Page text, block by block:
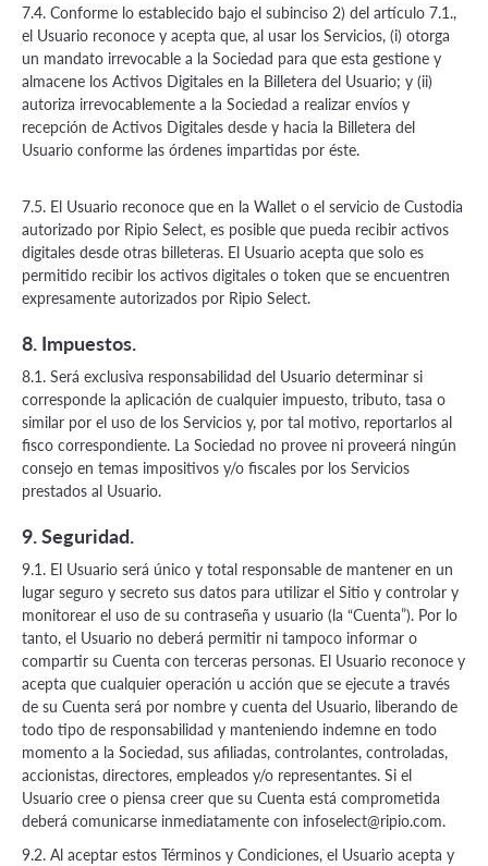
7.4. Conforme lo establecido bajo el subinciso 2) del artículo 7.1.,
el Usuario reconoce y acepta que, al usar los Servicios, (i) otorga
un mandato irrevocable a la Sociedad para que esta gestione y
almacene los Activos Digitales en la Billetera del Usuario; y (ii)
autoriza irrevocablemente a la Sociedad a realizar envíos y
recepción de Activos Digitales desde y hacia la Billetera del
Usuario conforme las órdenes impartidas por éste.
7.5. El Usuario reconoce que en la Wallet o el servicio de Custodia
autorizado por Ripio Select, es posible que pueda recibir activos
digitales desde otras billeteras. El Usuario acepta que solo es
permitido recibir los activos digitales o token que se encuentren
expresamente autorizados por Ripio Select.
8. Impuestos.
8.1. Será exclusiva responsabilidad del Usuario determinar si
corresponde la aplicación de cualquier impuesto, tributo, tasa o
similar por el uso de los Servicios y, por tal motivo, reportarlos al
fisco correspondiente. La Sociedad no provee ni proveerá ningún
consejo en temas impositivos y/o fiscales por los Servicios
prestados al Usuario.
9. Seguridad.
9.1. El Usuario será único y total responsable de mantener en un
lugar seguro y secreto sus datos para utilizar el Sitio y controlar y
monitorear el uso de su contraseña y usuario (la “Cuenta”). Por lo
tanto, el Usuario no deberá permitir ni tampoco informar o
compartir su Cuenta con terceras personas. El Usuario reconoce y
acepta que cualquier operación u acción que se ejecute a través
de su Cuenta será por nombre y cuenta del Usuario, liberando de
todo tipo de responsabilidad y manteniendo indemne en todo
momento a la Sociedad, sus afiliadas, controlantes, controladas,
accionistas, directores, empleados y/o representantes. Si el
Usuario cree o piensa creer que su Cuenta está comprometida
deberá comunicarse inmediatamente con infoselect@ripio.com.
9.2. Al aceptar estos Términos y Condiciones, el Usuario acepta y